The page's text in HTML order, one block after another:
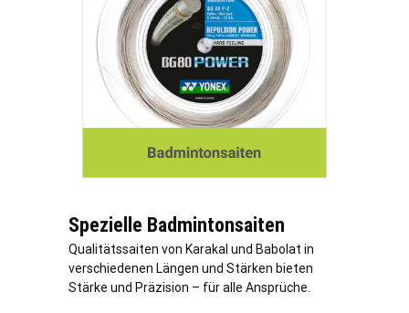
Spezielle Badmintonsaiten
Qualitätssaiten von Karakal und Babolat in
verschiedenen Längen und Stärken bieten
Stärke und Präzision – für alle Ansprüche.